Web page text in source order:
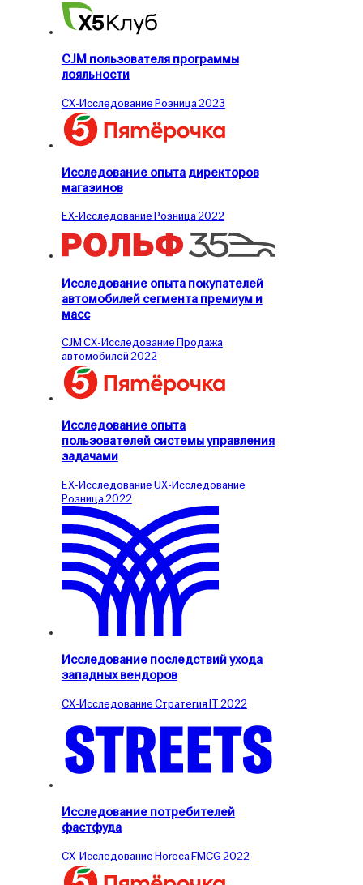
CJM пользователя программы
лояльности
CX-ИсследованиеРозница2023
Исследование опыта директоров
магазинов
EX-ИсследованиеРозница2022
Исследование опыта покупателей
автомобилей сегмента премиум и
масс
CJMCX-ИсследованиеПродажа
автомобилей2022
Исследование опыта
пользователей системы управления
задачами
EX-ИсследованиеUX-Исследование
Розница2022
Исследование последствий ухода
западных вендоров
CX-ИсследованиеСтратегияIT2022
Исследование потребителей
фастфуда
CX-ИсследованиеHorecaFMCG2022